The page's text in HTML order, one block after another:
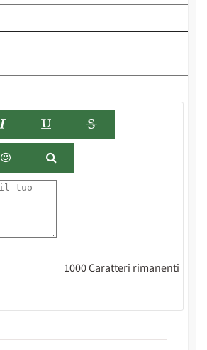
1000Caratteri rimanenti